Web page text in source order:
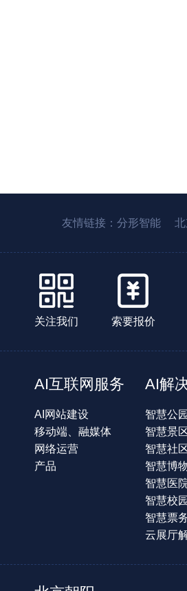
友情链接： 分形智能
关注我们 索要报价
AI互联网服务
AI网站建设
移动端、融媒体
网络运营
产品
AI解
智慧公园
智慧景
智慧社
智慧博
智慧医
智慧校
智慧票
云展厅